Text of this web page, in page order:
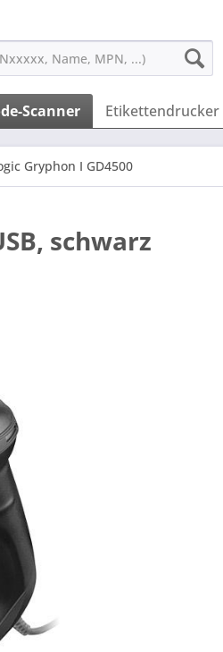
Scanner Etikettendrucker
Gryphon I GD4500
schwarz